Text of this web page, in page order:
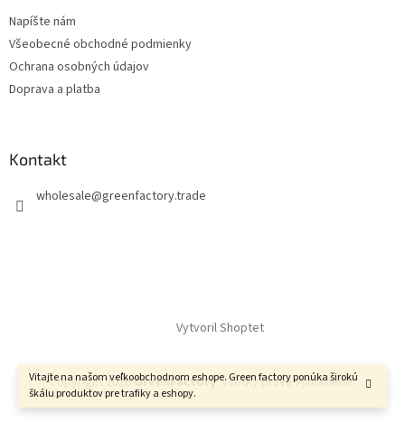
Vitajte na našom veľkoobchodnom eshope. Green factory ponúka širokú
škálu produktov pre trafiky a eshopy.
Napíšte nám
Všeobecné obchodné podmienky
Ochrana osobných údajov
Doprava a platba
Kontakt
wholesale@greenfactory.trade
Vytvoril Shoptet
Copyright 2026GreenFactory. Všetky práva vyhradené.